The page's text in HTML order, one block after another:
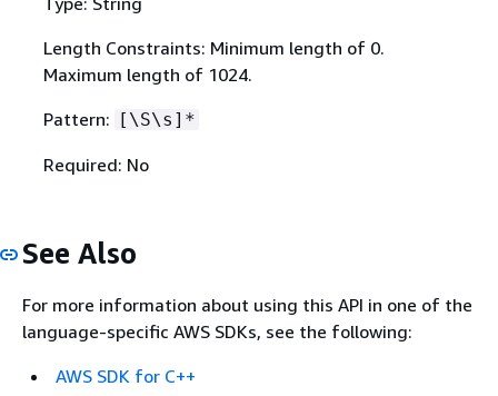
Length Constraints: Minimum length of 0.
Maximum length of 1024.
Pattern: [\S\s]*
Required: No
See Also
For more information about using this API in one of the
language-specific AWS SDKs, see the following:
AWS SDK for C++